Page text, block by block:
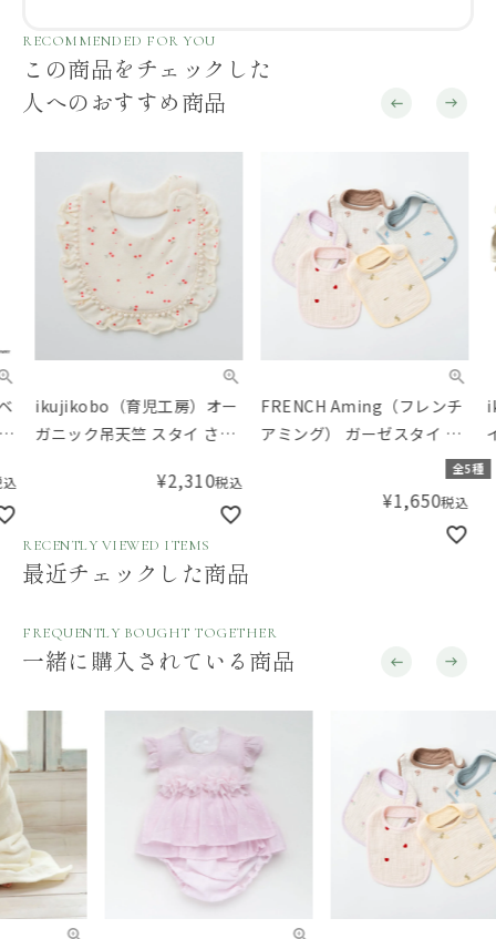
RECOMMENDED FOR YOU
この商品をチェックした
人へのおすすめ商品
ikujikobo（育児工房）オー
ガニック吊天竺 スタイ さく
2,310税込
FRENCH Aming（フレンチ
アミング） ガーゼスタイ 刺
全5種
1,650税込
イ
RECENTLY VIEWED ITEMS
最近チェックした商品
FREQUENTLY BOUGHT TOGETHER
一緒に購入されている商品